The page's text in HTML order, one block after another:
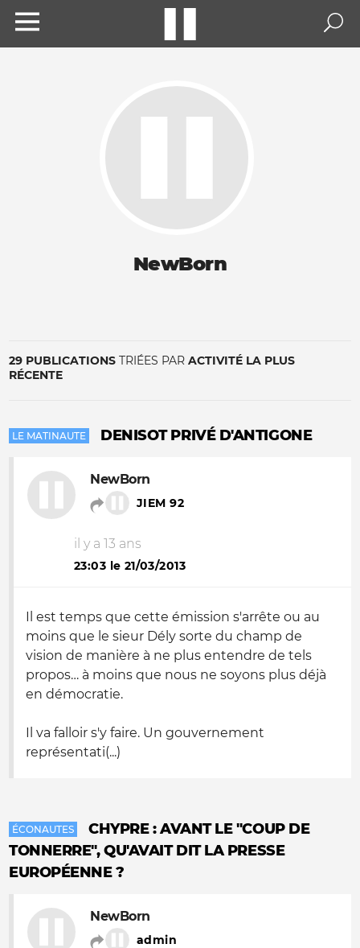
NewBorn
29 PUBLICATIONS TRIÉES PAR ACTIVITÉ LA PLUS
RÉCENTE
LE MATINAUTE DENISOT PRIVÉ D'ANTIGONE
NewBorn
JIEM 92
il y a 13 ans
23:03 le 21/03/2013
Il est temps que cette émission s'arrête ou au
moins que le sieur Dély sorte du champ de
vision de manière à ne plus entendre de tels
propos… à moins que nous ne soyons plus déjà
en démocratie.
Il va falloir s'y faire. Un gouvernement
représentati(...)
ÉCONAUTES
CHYPRE : AVANT LE "COUP DE
TONNERRE", QU'AVAIT DIT LA PRESSE
EUROPÉENNE ?
NewBorn
admin